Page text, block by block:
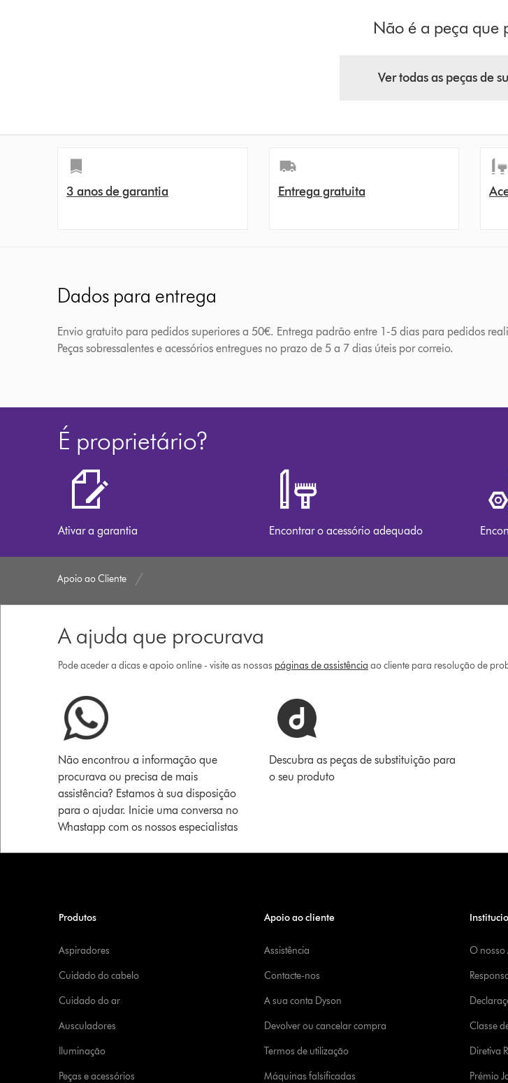
Não é a peça que
Ver todas as peças de
3 anos de garantia Entrega gratuita
Dados para entrega
Envio gratuito para pedidos superiores a 50€. Entrega padrão entre 1-5 dias para pedidos
Peças sobressalentes e acessórios entregues no prazo de 5 a 7 dias úteis por correio.
É proprietário?
Ativar a garantia Encontrar o acessório adequado
Apoio ao Cliente
A ajuda que procurava
Pode aceder a dicas e apoio online - visite as nossas páginas de assistência ao cliente para resolução de
Não encontrou a informação que
procurava ou precisa de mais
assistência? Estamos à sua disposição
para o ajudar. Inicie uma conversa no
Whastapp com os nossos especialistas
Descubra as peças de substituição para
o seu produto
Produtos
Aspiradores
Cuidado do cabelo
Cuidado do ar
Ausculadores
Iluminação
Peças e acessórios
Apoio ao cliente
Assistência
Contacte-nos
A sua conta Dyson
Devolver ou cancelar compra
Termos de utilização
Máquinas falsificadas
O nosso
Classe
Diretiva
Prémio